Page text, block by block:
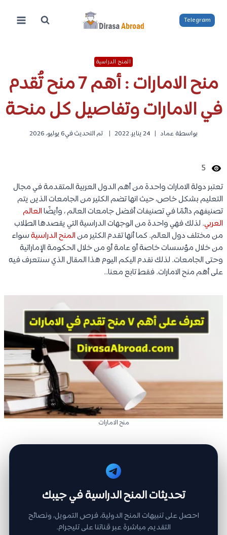
المحتوى
Telegram
المنح الدراسية
منح الامارات : أهم 7 منح تُقدم
في الامارات وتفاصيل كل منحة
بواسطة عماد 24 يناير، 2022 تم التحديث في6 يوليو، 2026
5
تعتبر دولة الامارات واحدة من أهم الدول العربية المتقدمة في مجال
التعليم بشكل خاص، حيث انها تضم الكثير من الجامعات الذين يتم
تصنيفهم دائمًا في تصنيفات أفضل جامعات العالم ، وأيضًاالعالم
العربي. لذلك فهي واحدة من الوجهات الدراسية التي يقصدها الطلاب
من مختلف دول العالم. كما أنها تقدم الكثير منالمنح الدراسيةسواء
من خلال مؤسسات خاصة أو عامة أو من خلال الحكومة الإماراتية
وحتى الجامعات. لذلك نقدم اليكم اليوم هذا المقال الذي سنتعرف فيه
على أهم منح الامارات. فقط تابع معنا..
منح الامارات
تحديثات المنح الدراسية في جيبك
احصل على تنبيهات المنح الدولية، فرص التمويل، ونصائح
التقديم مباشرة عبر قناتنا على تليجرام.